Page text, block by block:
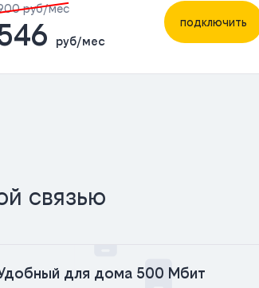
руб/мес
руб/мес
подключить
связью
для дома 500 Мбит